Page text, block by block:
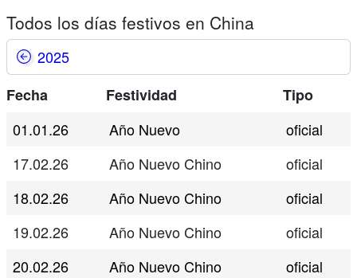
Todos los días festivos en China
2025
Fecha
Festividad
Tipo
01.01.26
Año Nuevo
oficial
17.02.26
Año Nuevo Chino
oficial
18.02.26
Año Nuevo Chino
oficial
19.02.26
Año Nuevo Chino
oficial
20.02.26
Año Nuevo Chino
oficial